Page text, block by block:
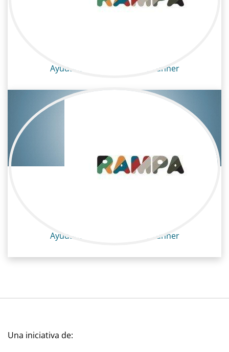
Ayudante de producción / runner
Ayudante de producción / runner
Una iniciativa de: